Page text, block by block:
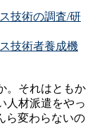
技術の調査/研
技術者養成機
。それはともか
人材派遣をやっ
ら変わらないの